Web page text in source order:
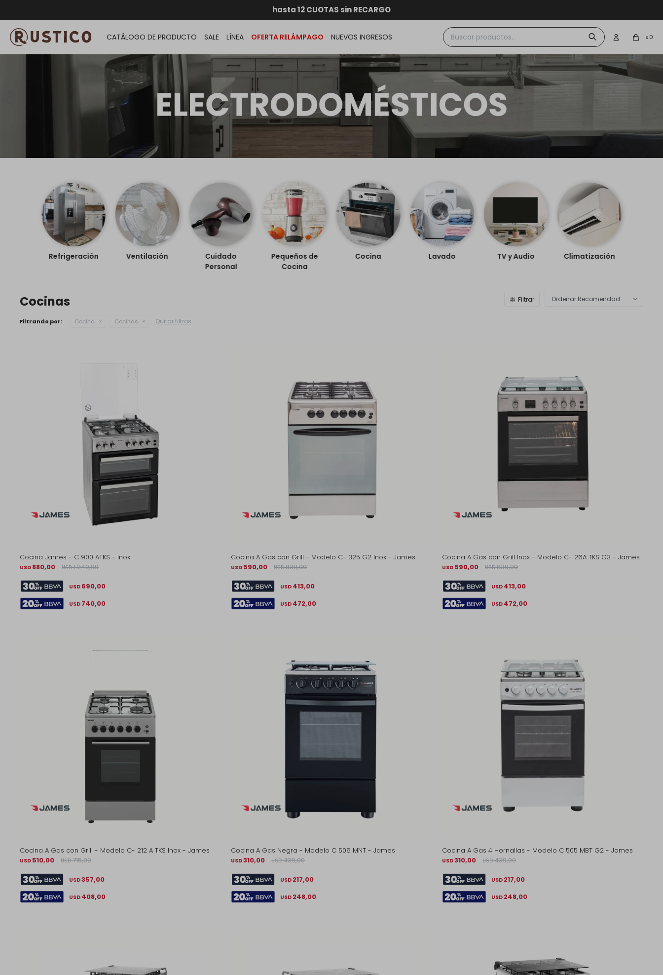
ENVÍOS A TODO EL PAÍS
GARANTÍA DE DEVOLUCIÓN
hasta 12 CUOTAS sin RECARGO
ENVÍO GRATIS dentro de MONTEVIDEO en compras superiores a $30.000
CATÁLOGO DE PRODUCTO SALE LÍNEA OFERTA RELÁMPAGO NUEVOS INGRESOS $ 0
Refrigeración Ventilación
Cuidado
Personal
Pequeños de
Cocina
Cocina Lavado TV y Audio Climatización
Cocinas Recomendados
Filtrando por: Cocina Cocinas Quitar filtros
Cocina James - C 900 ATKS - Inox
USD 880,00 USD 1.240,00
USD 690,00
USD 740,00
Cocina A Gas con Grill - Modelo C- 325 G2 Inox - James
USD 590,00 USD 830,00
USD 413,00
USD 472,00
Cocina A Gas con Grill Inox - Modelo C- 26A TKS G3 - James
USD 590,00 USD 830,00
USD 413,00
USD 472,00
Cocina A Gas con Grill - Modelo C- 212 A TKS Inox - James
USD 510,00 USD 715,00
USD357,00
USD 408,00
Cocina A Gas Negra - Modelo C 506 MNT - James
USD310,00 USD 439,00
USD 217,00
USD 248,00
Cocina A Gas 4 Hornallas - Modelo C 505 MBT G2 - James
USD310,00 USD 439,00
USD 217,00
USD 248,00